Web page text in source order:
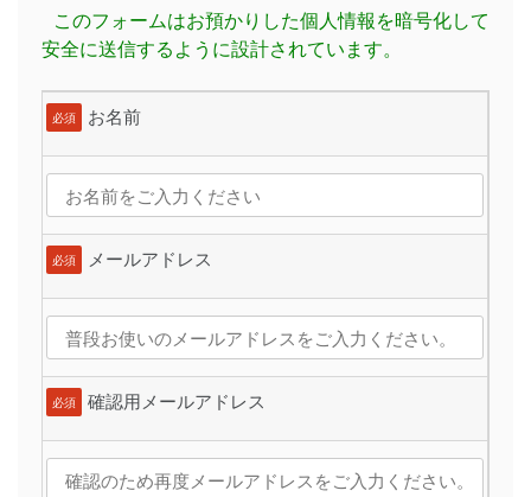
このフォームはお預かりした個人情報を暗号化して
安全に送信するように設計されています。
必須 お名前
必須 メールアドレス
必須 確認用メールアドレス